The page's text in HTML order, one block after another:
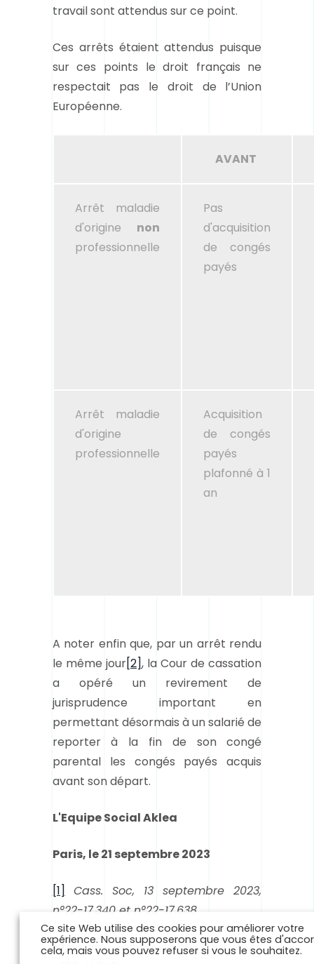
travail sont attendus sur ce point.
Ces arrêts étaient attendus puisque
sur ces points le droit français ne
respectait pas le droit de l’Union
Européenne.
AVANT
Arrêt maladie
d'origine non
professionnelle
Pas
d'acquisition
de congés
payés
Arrêt maladie
d'origine
professionnelle
Acquisition
de congés
payés
plafonné à 1
an
A noter enfin que, par un arrêt rendu
le même jour[2], la Cour de cassation
a opéré un revirement de
jurisprudence important en
permettant désormais à un salarié de
reporter à la fin de son congé
parental les congés payés acquis
avant son départ.
L'Equipe Social Aklea
Paris, le 21 septembre 2023
[1]
Cass. Soc, 13 septembre 2023,
n°22-17.340 et n°22-17.638
[2]Cass. Soc, 13 septembre 2023,
Ce site Web utilise des cookies pour améliorer votre
expérience. Nous supposerons que vous êtes
cela, mais vous pouvez refuser si vous le souhaitez.